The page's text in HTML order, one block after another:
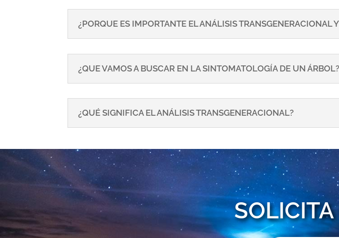
¿PORQUE ES IMPORTANTE EL ANÁLISIS TRANSGENERACIONAL
¿QUE VAMOS A BUSCAR EN LA SINTOMATOLOGÍA DE UN ÁRBOL?
¿QUÉ SIGNIFICA EL ANÁLISIS TRANSGENERACIONAL?